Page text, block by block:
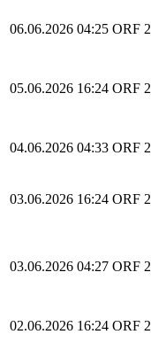
06.06.2026 04:25 ORF 2
05.06.2026 16:24 ORF 2
04.06.2026 04:33 ORF 2
03.06.2026 16:24 ORF 2
03.06.2026 04:27 ORF 2
02.06.2026 16:24 ORF 2